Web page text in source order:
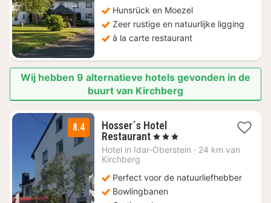
Hunsrück en Moezel
Zeer rustige en natuurlijke ligging
à la carte restaurant
Wij hebben 9 alternatieve hotels gevonden in de
buurt van Kirchberg
8.4
Hosser´s Hotel
Restaurant3
nachten
70
, 3 Sterren
Hotel in Idar-Oberstein · 24 km van
Kirchberg
Perfect voor de natuurliefhebber
Bowlingbanen